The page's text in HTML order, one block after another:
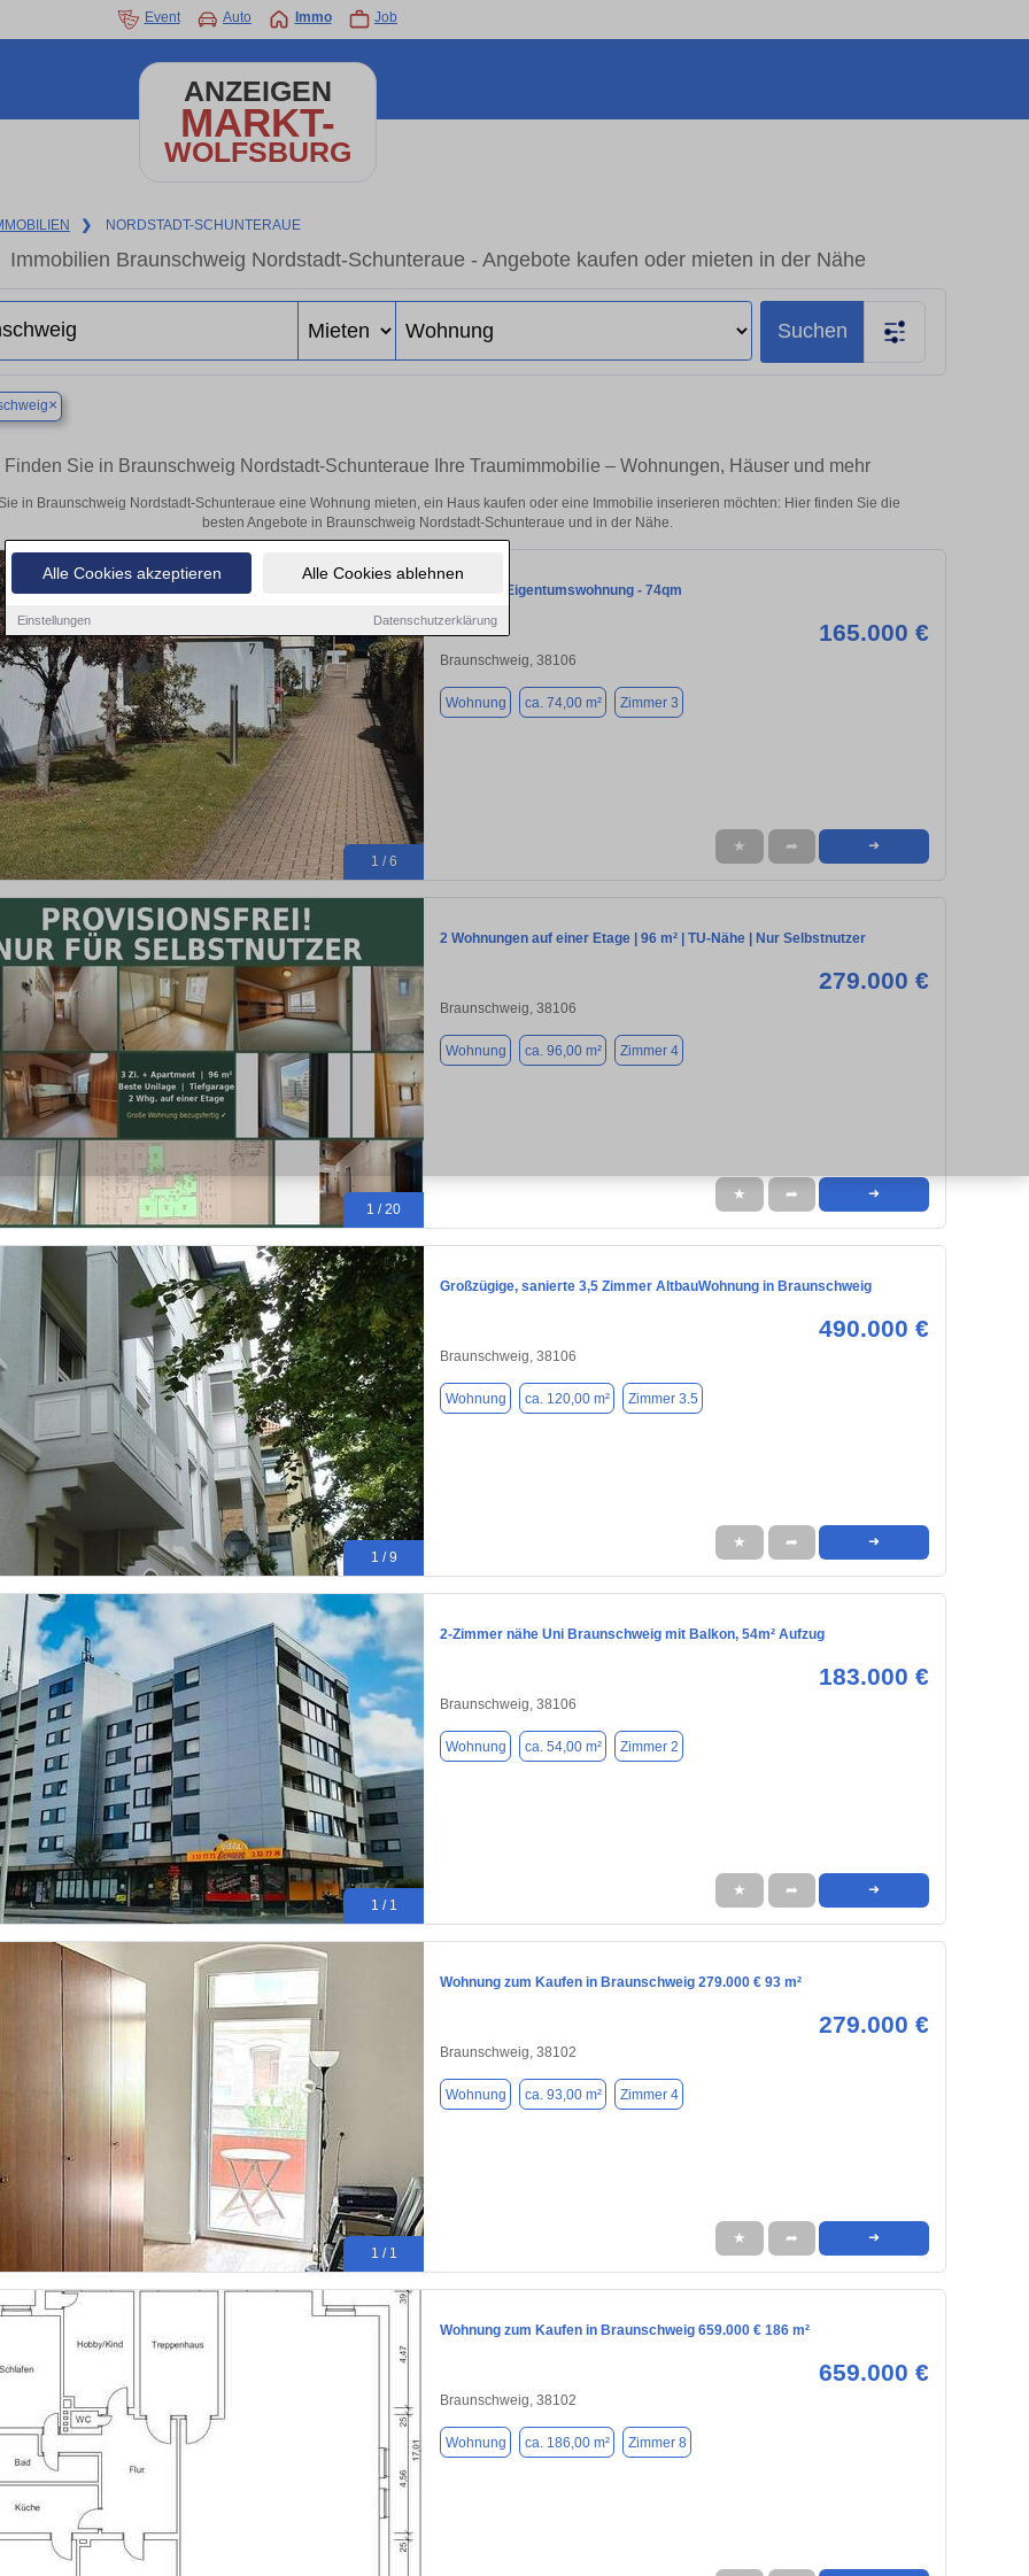
Alle Cookies akzeptieren Alle Cookies ablehnen
Einstellungen Datenschutzerklärung
Event Auto Immo Job
ANZEIGEN
MARKT-
WOLFSBURG
❯ NORDSTADT-SCHUNTERAUE
Immobilien Braunschweig Nordstadt-Schunteraue - Angebote kaufen oder mieten in der Nähe
Suchen
×
Finden Sie in Braunschweig Nordstadt-Schunteraue Ihre Traumimmobilie – Wohnungen, Häuser und mehr
in Braunschweig Nordstadt-Schunteraue eine Wohnung mieten, ein Haus kaufen oder eine Immobilie inserieren möchten: Hier finden Sie die
besten Angebote in Braunschweig Nordstadt-Schunteraue und in der Nähe.
1 / 6
3 Zimmer Eigentumswohnung - 74qm
165.000 €
Braunschweig, 38106
Wohnung ca. 74,00 m² Zimmer 3
★ ➦ ➜
1 / 20
2 Wohnungen auf einer Etage | 96 m² | TU-Nähe | Nur Selbstnutzer
279.000 €
Braunschweig, 38106
Wohnung ca. 96,00 m² Zimmer 4
★ ➦ ➜
1 / 9
Großzügige, sanierte 3,5 Zimmer AltbauWohnung in Braunschweig
490.000 €
Braunschweig, 38106
Wohnung ca. 120,00 m² Zimmer 3.5
★ ➦ ➜
1 / 1
2-Zimmer nähe Uni Braunschweig mit Balkon, 54m² Aufzug
183.000 €
Braunschweig, 38106
Wohnung ca. 54,00 m² Zimmer 2
★ ➦ ➜
1 / 1
Wohnung zum Kaufen in Braunschweig 279.000 € 93 m²
279.000 €
Braunschweig, 38102
Wohnung ca. 93,00 m² Zimmer 4
★ ➦ ➜
Wohnung zum Kaufen in Braunschweig 659.000 € 186 m²
659.000 €
Braunschweig, 38102
Wohnung ca. 186,00 m² Zimmer 8